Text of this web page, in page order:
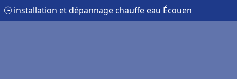
🕒 installation et dépannage chauffe eau Écouen